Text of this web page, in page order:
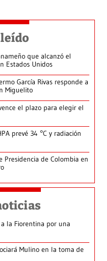
que alcanzó el
Estados Unidos
García Rivas responde a
Miguelito
el plazo para elegir el
prevé 34 °C y radiación
de Colombia en
la Fiorentina por una
Mulino en la toma de